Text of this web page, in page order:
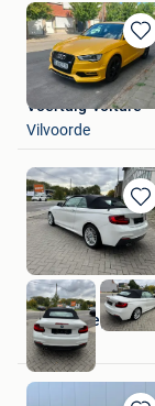
in
Mijn
Voertuig-voiture
Vilvoorde
in
Mijn
Obrero diego
Vilvoorde